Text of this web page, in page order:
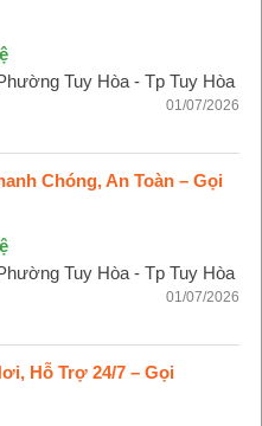
Tuy Hòa - Tp Tuy Hòa
01/07/2026
Chóng, An Toàn – Gọi
Tuy Hòa - Tp Tuy Hòa
01/07/2026
Hỗ Trợ 24/7 – Gọi